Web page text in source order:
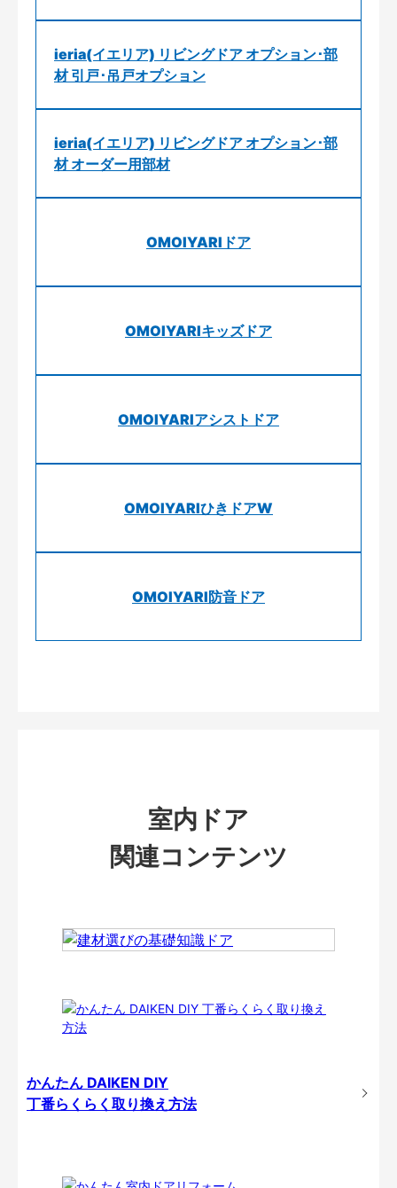
ieria(イエリア) リビングドア オプション･部
材 引戸･吊戸オプション
ieria(イエリア) リビングドア オプション･部
材 オーダー用部材
OMOIYARIドア
OMOIYARIキッズドア
OMOIYARIアシストドア
OMOIYARIひきドアW
OMOIYARI防音ドア
室内ドア
関連コンテンツ
かんたん DAIKEN DIY
丁番らくらく取り換え方法